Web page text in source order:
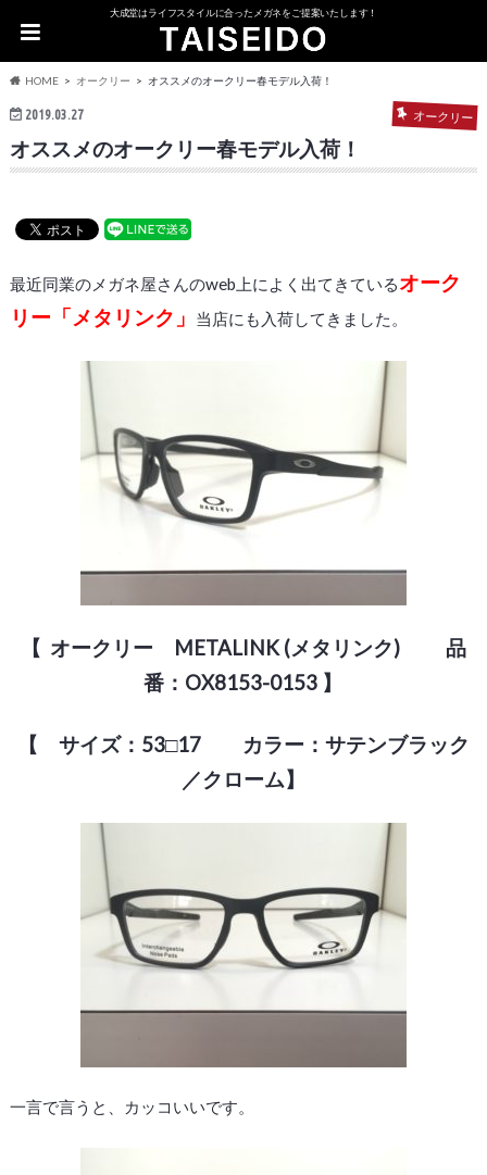
大成堂はライフスタイルに合ったメガネをご提案いたします！
HOME オークリー オススメのオークリー春モデル入荷！
2019.03.27 オークリー
オススメのオークリー春モデル入荷！
最近同業のメガネ屋さんのweb上によく出てきているオーク
リー「メタリンク」
当店にも入荷してきました。
【 オークリー METALINK (メタリンク) 品
番：OX8153-0153 】
【 サイズ：53□17 カラー：サテンブラック
／クローム】
一言で言うと、カッコいいです。